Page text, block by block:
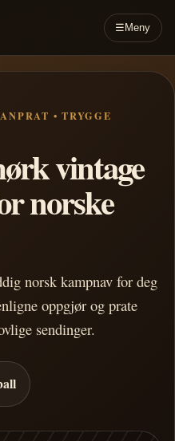
☰ Meny
• TRYGGE
vintage
norske
norsk kampnav for deg
oppgjør og prate
sendinger.